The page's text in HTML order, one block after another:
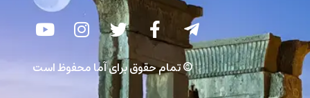
© تمام حقوق برای آما محفوظ است